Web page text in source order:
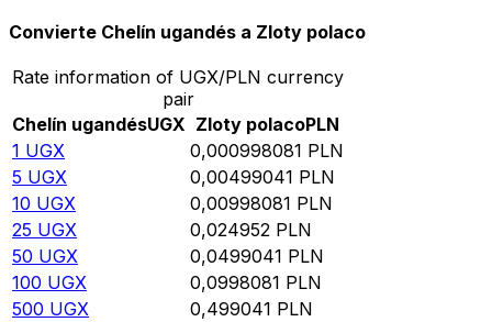
Convierte Chelín ugandés a Zloty polaco
Rate information of UGX/PLN currency
pair
Chelín ugandésUGX Zloty polacoPLN
1 UGX 0,000998081 PLN
5 UGX 0,00499041 PLN
10 UGX 0,00998081 PLN
25 UGX 0,024952 PLN
50 UGX 0,0499041 PLN
100 UGX 0,0998081 PLN
500 UGX 0,499041 PLN